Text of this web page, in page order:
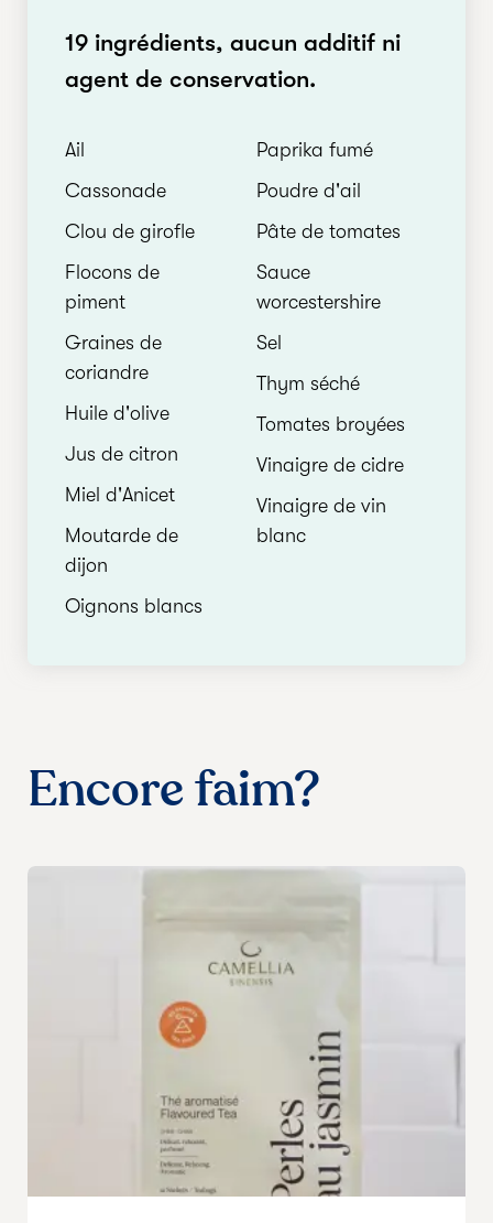
19 ingrédients, aucun additif ni
agent de conservation.
Ail
Cassonade
Clou de girofle
Flocons de
piment
Graines de
coriandre
Huile d'olive
Jus de citron
Miel d'Anicet
Moutarde de
dijon
Oignons blancs
Paprika fumé
Poudre d'ail
Pâte de tomates
Sauce
worcestershire
Sel
Thym séché
Tomates broyées
Vinaigre de cidre
Vinaigre de vin
blanc
Encore faim?